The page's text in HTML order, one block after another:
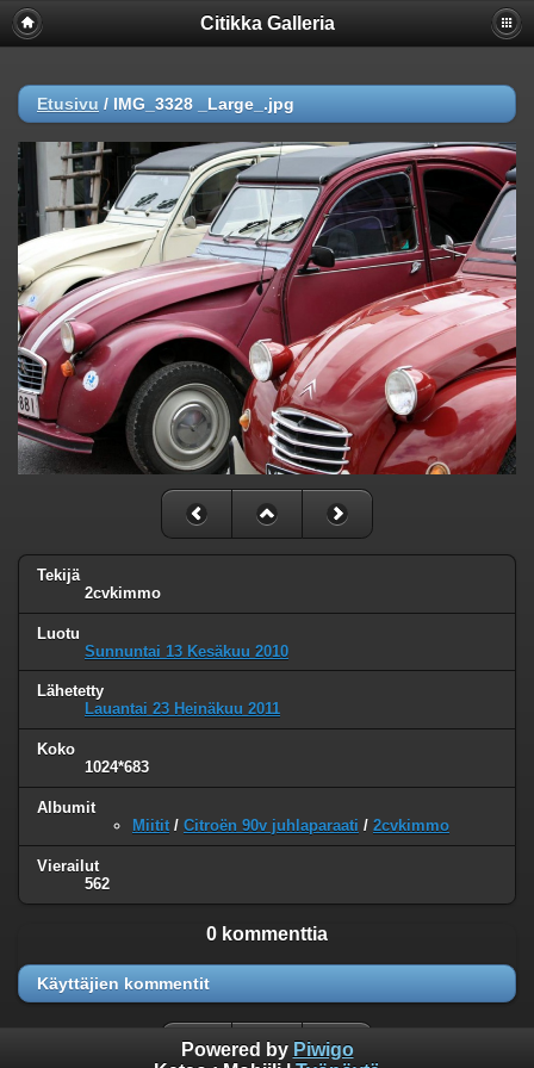
Citikka Galleria
Etusivu / IMG_3328 _Large_.jpg
Tekijä
2cvkimmo
Luotu
Sunnuntai 13 Kesäkuu 2010
Lähetetty
Lauantai 23 Heinäkuu 2011
Koko
1024*683
Albumit
Miitit / Citroën 90v juhlaparaati / 2cvkimmo
Vierailut
562
0 kommenttia
Käyttäjien kommentit
Powered by Piwigo